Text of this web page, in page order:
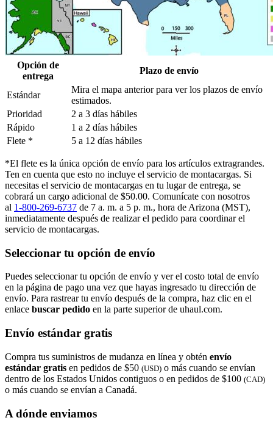
Opción de
entrega
Plazo de envío
Estándar
Mira el mapa anterior para ver los plazos de envío
estimados.
Prioridad
2 a 3 días hábiles
Rápido
1 a 2 días hábiles
Flete *
5 a 12 días hábiles
*El flete es la única opción de envío para los artículos extragrandes.
Ten en cuenta que esto no incluye el servicio de montacargas. Si
necesitas el servicio de montacargas en tu lugar de entrega, se
cobrará un cargo adicional de $50.00. Comunícate con nosotros
al 1-800-269-6737 de 7 a. m. a 5 p. m., hora de Arizona (MST),
inmediatamente después de realizar el pedido para coordinar el
servicio de montacargas.
Seleccionar tu opción de envío
Puedes seleccionar tu opción de envío y ver el costo total de envío
en la página de pago una vez que hayas ingresado tu dirección de
envío. Para rastrear tu envío después de la compra, haz clic en el
enlace buscar pedido​​​​​​​ en la parte superior de uhaul.com.
Envío estándar gratis
Compra tus suministros de mudanza en línea y obtén envío
estándar gratis en pedidos de $50 (USD) o más cuando se envían
dentro de los Estados Unidos contiguos o en pedidos de $100 (CAD)
o más cuando se envían a Canadá.
A dónde enviamos